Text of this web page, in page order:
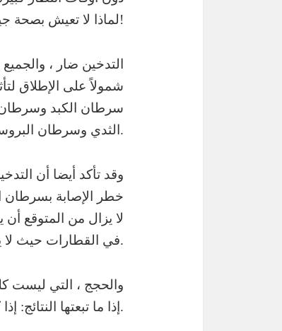
لماذا لا تعيش بصحة جيدة وصحية مرة أخرى؟ أفضل طريقة لصحتك!
التدخين ضار ،
شمولاً على الإطلاق
سرطان الكبد وسرطان
الثدي وسرطان البروستات لا علاقة لهما بالرق.
وقد تأكد أيضا أن
لا يزال من المتوقع
في القطارات حيث لا يتم فصل المدخنين وغير المدخنين بشكل كامل.
والحجج ، التي ليست
إذا ما تبعتها النتائج: إذا كان عدد الأشخاص الذين يدخنون أو على الأقل أولئك الذين لا يرغبون في ذلك – ليس سلبياً.